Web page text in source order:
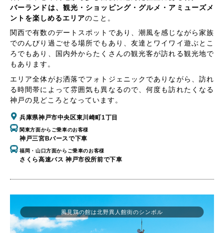
バーランドは、観光・ショッピング・グルメ・アミューズメ
ントを楽しめるエリアのこと。
関西で有数のデートスポットであり、潮風を感じながら家族
でのんびり過ごせる場所でもあり、友達とワイワイ遊ぶとこ
ろでもあり、国内外からたくさんの観光客が訪れる観光地で
もあります。
エリア全体がお洒落でフォトジェニックでありながら、訪れ
る時間帯によって雰囲気も異なるので、何度も訪れたくなる
神戸の見どころとなっています。
兵庫県神戸市中央区東川崎町1丁目
関東方面からご乗車のお客様
神戸三宮Bバースで下車
福岡・山口方面からご乗車のお客様
さくら高速バス 神戸市役所前で下車
風見鶏の館は北野異人館街のシンボル